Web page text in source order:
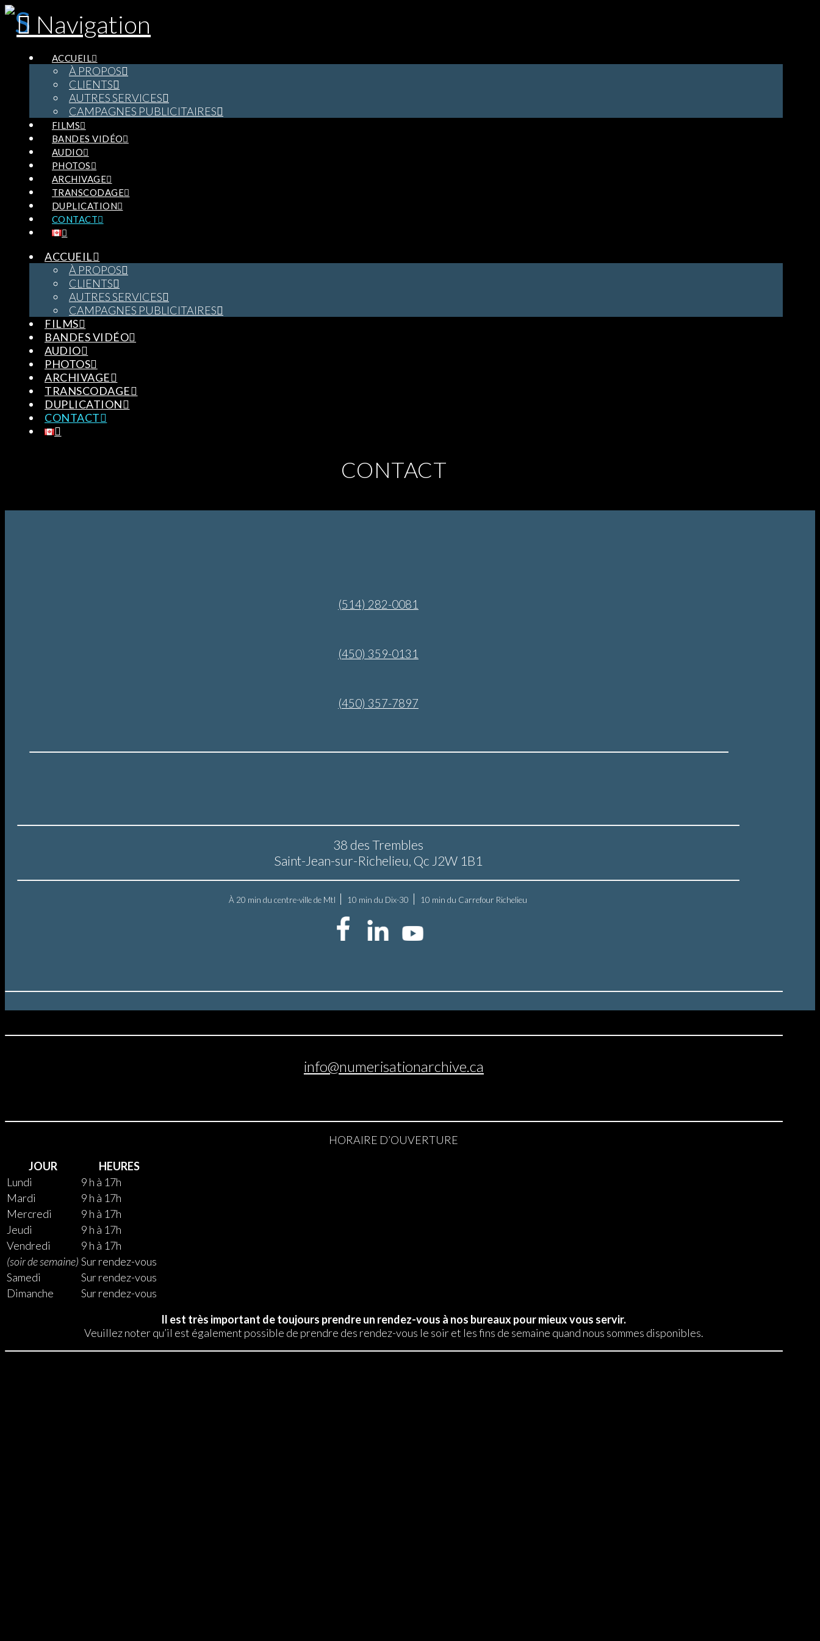
Navigation
ACCUEIL
À PROPOS
CLIENTS
AUTRES SERVICES
CAMPAGNES PUBLICITAIRES
FILMS
BANDES VIDÉO
AUDIO
PHOTOS
ARCHIVAGE
TRANSCODAGE
DUPLICATION
CONTACT
ACCUEIL
À PROPOS
CLIENTS
AUTRES SERVICES
CAMPAGNES PUBLICITAIRES
FILMS
BANDES VIDÉO
AUDIO
PHOTOS
ARCHIVAGE
TRANSCODAGE
DUPLICATION
CONTACT
CONTACT
(514) 282-0081
(450) 359-0131
(450) 357-7897
38 des Trembles
Saint-Jean-sur-Richelieu, Qc J2W 1B1
À 20 min du centre-ville de Mtl 10 min du Dix-30 10 min du Carrefour Richelieu
info@numerisationarchive.ca
HORAIRE D’OUVERTURE
JOUR
HEURES
Lundi
9 h à 17h
Mardi
9 h à 17h
Mercredi
9 h à 17h
Jeudi
9 h à 17h
Vendredi
9 h à 17h
(soir de semaine) Sur rendez-vous
Samedi
Sur rendez-vous
Dimanche
Sur rendez-vous
Il est très important de toujours prendre un rendez-vous à nos bureaux pour mieux vous servir.
Veuillez noter qu’il est également possible de prendre des rendez-vous le soir et les fins de semaine quand nous sommes disponibles.